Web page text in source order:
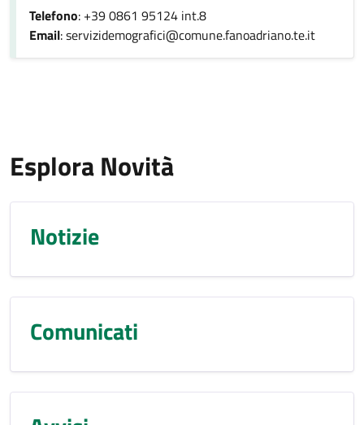
Telefono: +39 0861 95124 int.8
Email: servizidemografici@comune.fanoadriano.te.it
Esplora Novità
Notizie
Comunicati